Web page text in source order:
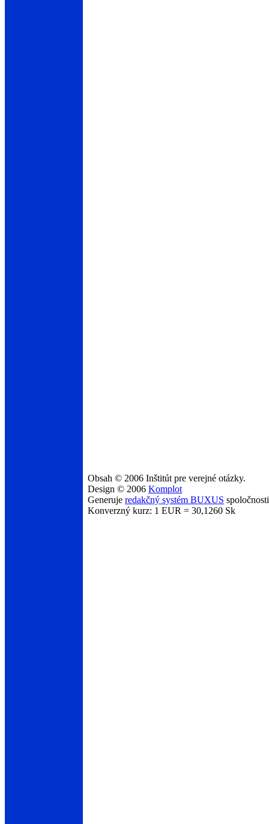
Obsah © 2006 Inštitút pre verejné otázky.
Design © 2006 Komplot
Generuje redakčný systém BUXUS
Konverzný kurz: 1 EUR = 30,1260 Sk